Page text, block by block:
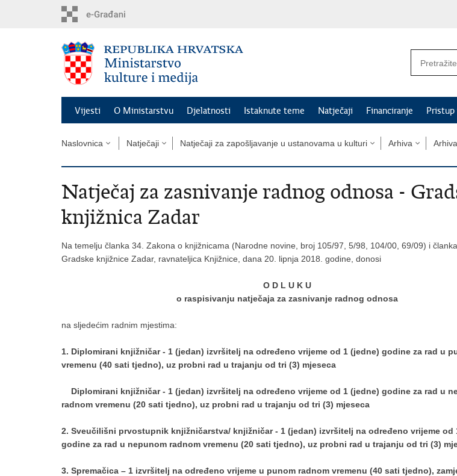
Vijesti O Ministarstvu Djelatnosti Istaknute teme Natječaji Financiranje Pristup
Naslovnica Natječaji Natječaji za zapošljavanje u ustanovama u kulturi Arhiva
Natječaj za zasnivanje radnog odnosa -
knjižnica Zadar
Na temelju članka 34. Zakona o knjižnicama (Narodne novine, broj 105/97, 5/98, 104/00, 69/09) i
Gradske knjižnice Zadar, ravnateljica Knjižnice, dana 20. lipnja 2018. godine, donosi
O D L U K U
o raspisivanju natječaja za zasnivanje radnog odnosa
na sljedećim radnim mjestima:
1. Diplomirani knjižničar - 1 (jedan) izvršitelj na određeno vrijeme od 1 (jedne) godine za rad u
vremenu (40 sati tjedno), uz probni rad u trajanju od tri (3) mjeseca
Diplomirani knjižničar - 1 (jedan) izvršitelj na određeno vrijeme od 1 (jedne) godine za rad u
radnom vremenu (20 sati tjedno), uz probni rad u trajanju od tri (3) mjeseca
2. Sveučilišni prvostupnik knjižničarstva/ knjižničar - 1 (jedan) izvršitelj na određeno vrijeme od
godine za rad u nepunom radnom vremenu (20 sati tjedno), uz probni rad u trajanju od tri (3)
3. Spremačica – 1 izvršitelj na određeno vrijeme u punom radnom vremenu (40 sati tjedno),